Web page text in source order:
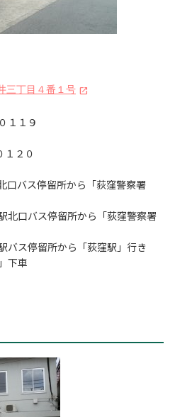
三丁目４番１号
１１９
１２０
口バス停留所から「荻窪警察署
ス停留所から「荻窪警察署
留所から「荻窪駅」行き
下車